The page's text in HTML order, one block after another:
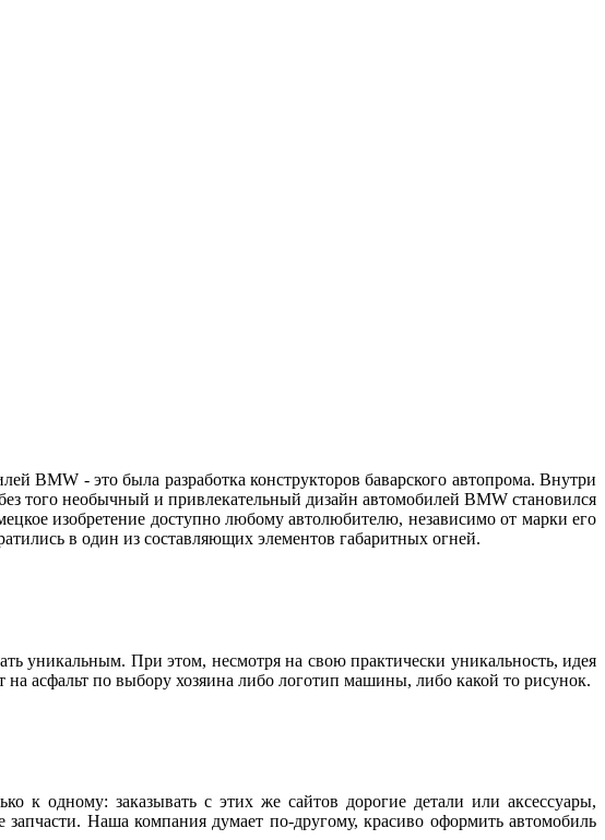
BMW - это была разработка конструкторов баварского автопрома. Внутри
того необычный и привлекательный дизайн автомобилей BMW становился
изобретение доступно любому автолюбителю, независимо от марки его
в один из составляющих элементов габаритных огней.
уникальным. При этом, несмотря на свою практически уникальность, идея
на асфальт по выбору хозяина либо логотип машины, либо какой то рисунок.
к одному: заказывать с этих же сайтов дорогие детали или аксессуары,
Наша компания думает по-другому, красиво оформить автомобиль